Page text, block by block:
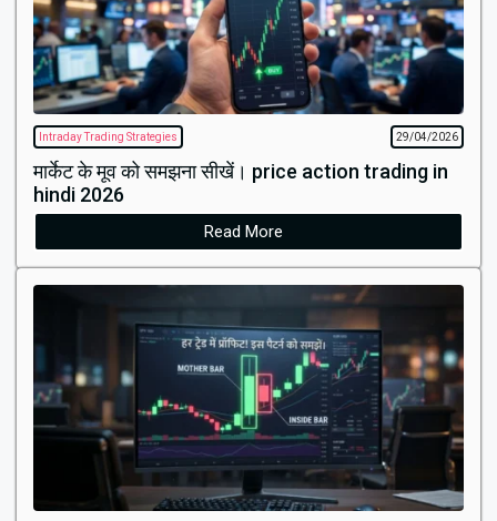
Intraday Trading Strategies 29/04/2026
मार्केट के मूव को समझना सीखें। price action trading in
hindi 2026
Read More